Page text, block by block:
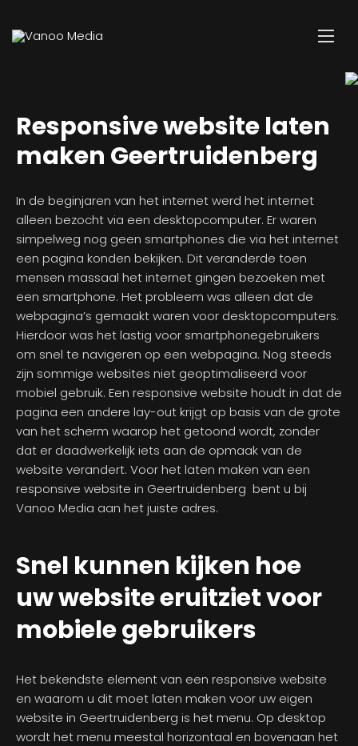
Responsive website laten
maken Geertruidenberg
In de beginjaren van het internet werd het internet
alleen bezocht via een desktopcomputer. Er waren
simpelweg nog geen smartphones die via het internet
een pagina konden bekijken. Dit veranderde toen
mensen massaal het internet gingen bezoeken met
een smartphone. Het probleem was alleen dat de
webpagina’s gemaakt waren voor desktopcomputers.
Hierdoor was het lastig voor smartphonegebruikers
om snel te navigeren op een webpagina. Nog steeds
zijn sommige websites niet geoptimaliseerd voor
mobiel gebruik. Een responsive website houdt in dat de
pagina een andere lay-out krijgt op basis van de grote
van het scherm waarop het getoond wordt, zonder
dat er daadwerkelijk iets aan de opmaak van de
website verandert. Voor het laten maken van een
responsive website in Geertruidenberg bent u bij
Vanoo Media aan het juiste adres.
Snel kunnen kijken hoe
uw website eruitziet voor
mobiele gebruikers
Het bekendste element van een responsive website
en waarom u dit moet laten maken voor uw eigen
website in Geertruidenberg is het menu. Op desktop
wordt het menu meestal horizontaal en bovenaan het